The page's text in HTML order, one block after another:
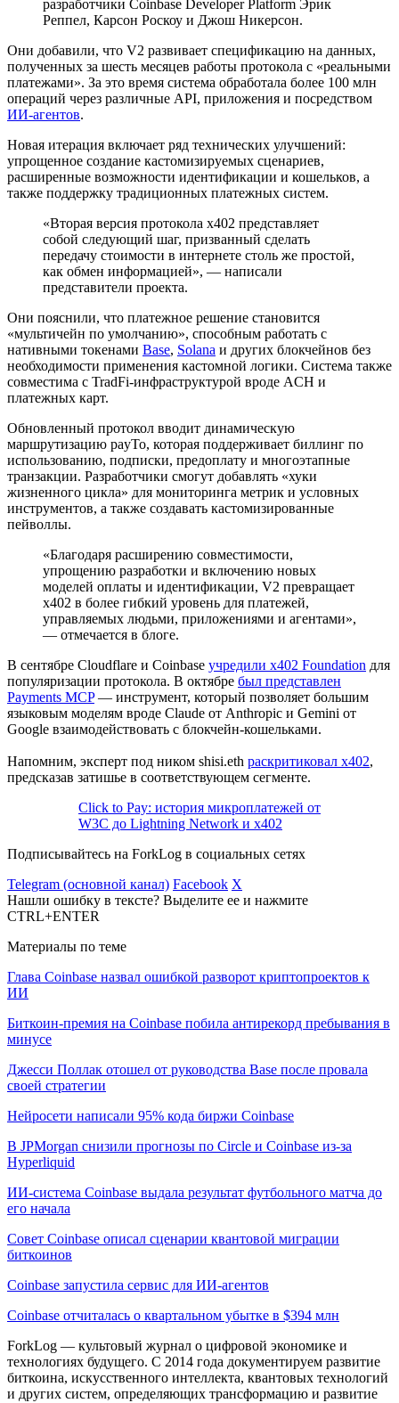
разработчики Coinbase Developer Platform Эрик
Реппел, Карсон Роскоу и Джош Никерсон.
Они добавили, что V2 развивает спецификацию на данных,
полученных за шесть месяцев работы протокола с «реальными
платежами». За это время система обработала более 100 млн
операций через различные API, приложения и посредством
ИИ-агентов.
Новая итерация включает ряд технических улучшений:
упрощенное создание кастомизируемых сценариев,
расширенные возможности идентификации и кошельков, а
также поддержку традиционных платежных систем.
«Вторая версия протокола x402 представляет
собой следующий шаг, призванный сделать
передачу стоимости в интернете столь же простой,
как обмен информацией», — написали
представители проекта.
Они пояснили, что платежное решение становится
«мультичейн по умолчанию», способным работать с
нативными токенами Base, Solana и других блокчейнов без
необходимости применения кастомной логики. Система также
совместима с TradFi-инфраструктурой вроде ACH и
платежных карт.
Обновленный протокол вводит динамическую
маршрутизацию payTo, которая поддерживает биллинг по
использованию, подписки, предоплату и многоэтапные
транзакции. Разработчики смогут добавлять «хуки
жизненного цикла» для мониторинга метрик и условных
инструментов, а также создавать кастомизированные
пейволлы.
«Благодаря расширению совместимости,
упрощению разработки и включению новых
моделей оплаты и идентификации, V2 превращает
x402 в более гибкий уровень для платежей,
управляемых людьми, приложениями и агентами»,
— отмечается в блоге.
В сентябре Cloudflare и Coinbase учредили x402 Foundation для
популяризации протокола. В октябре был представлен
Payments MCP— инструмент, который позволяет большим
языковым моделям вроде Claude от Anthropic и Gemini от
Google взаимодействовать с блокчейн-кошельками.
Напомним, эксперт под ником shisi.eth раскритиковал x402,
предсказав затишье в соответствующем сегменте.
Click to Pay: история микроплатежей от
W3C до Lightning Network и x402
Подписывайтесь на ForkLog в социальных сетях
Telegram (основной канал) Facebook X
Нашли ошибку в тексте? Выделите ее и нажмите
CTRL+ENTER
Материалы по теме
Глава Coinbase назвал ошибкой разворот криптопроектов к
ИИ
Биткоин-премия на Coinbase побила антирекорд пребывания в
минусе
Джесси Поллак отошел от руководства Base после провала
своей стратегии
Нейросети написали 95% кода биржи Coinbase
В JPMorgan снизили прогнозы по Circle и Coinbase из-за
Hyperliquid
ИИ-система Coinbase выдала результат футбольного матча до
его начала
Совет Coinbase описал сценарии квантовой миграции
биткоинов
Coinbase запустила сервис для ИИ-агентов
Coinbase отчиталась о квартальном убытке в $394 млн
ForkLog — культовый журнал о цифровой экономике и
технологиях будущего. С 2014 года документируем развитие
биткоина, искусственного интеллекта, квантовых технологий
и других систем, определяющих трансформацию и развитие